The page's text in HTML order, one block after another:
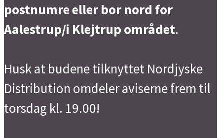
postnumre eller bor nord for
Aalestrup/i Klejtrup området.
Husk at budene tilknyttet Nordjyske
Distribution omdeler aviserne frem til
torsdag kl. 19.00!